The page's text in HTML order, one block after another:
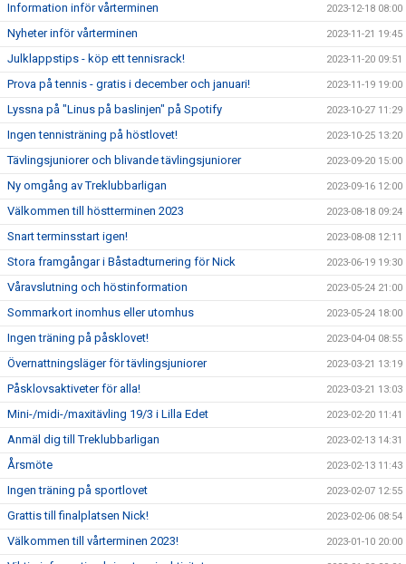
Information inför vårterminen 2023-12-18 08:00
Nyheter inför vårterminen 2023-11-21 19:45
Julklappstips - köp ett tennisrack! 2023-11-20 09:51
Prova på tennis - gratis i december och januari! 2023-11-19 19:00
Lyssna på "Linus på baslinjen" på Spotify 2023-10-27 11:29
Ingen tennisträning på höstlovet! 2023-10-25 13:20
Tävlingsjuniorer och blivande tävlingsjuniorer 2023-09-20 15:00
Ny omgång av Treklubbarligan 2023-09-16 12:00
Välkommen till höstterminen 2023 2023-08-18 09:24
Snart terminsstart igen! 2023-08-08 12:11
Stora framgångar i Båstadturnering för Nick 2023-06-19 19:30
Våravslutning och höstinformation 2023-05-24 21:00
Sommarkort inomhus eller utomhus 2023-05-24 18:00
Ingen träning på påsklovet! 2023-04-04 08:55
Övernattningsläger för tävlingsjuniorer 2023-03-21 13:19
Påsklovsaktiveter för alla! 2023-03-21 13:03
Mini-/midi-/maxitävling 19/3 i Lilla Edet 2023-02-20 11:41
Anmäl dig till Treklubbarligan 2023-02-13 14:31
Årsmöte 2023-02-13 11:43
Ingen träning på sportlovet 2023-02-07 12:55
Grattis till finalplatsen Nick! 2023-02-06 08:54
Välkommen till vårterminen 2023! 2023-01-10 20:00